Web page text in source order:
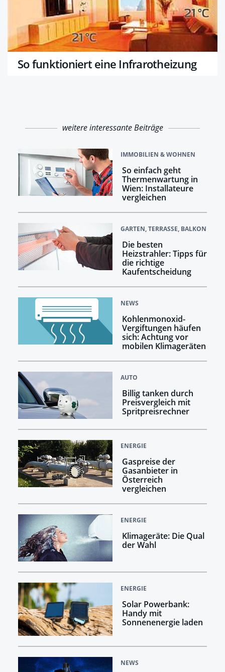
So funktioniert eine Infrarotheizung
weitere interessante Beiträge
IMMOBILIEN & WOHNEN
So einfach geht
Thermenwartung in
Wien: Installateure
vergleichen
GARTEN, TERRASSE, BALKON
Die besten
Heizstrahler: Tipps für
die richtige
Kaufentscheidung
NEWS
Kohlenmonoxid-
Vergiftungen häufen
sich: Achtung vor
mobilen Klimageräten
AUTO
Billig tanken durch
Preisvergleich mit
Spritpreisrechner
ENERGIE
Gaspreise der
Gasanbieter in
Österreich
vergleichen
ENERGIE
Klimageräte: Die Qual
der Wahl
ENERGIE
Solar Powerbank:
Handy mit
Sonnenenergie laden
NEWS